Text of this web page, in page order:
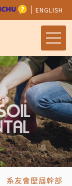
ENGLISH
系友會歷屆幹部